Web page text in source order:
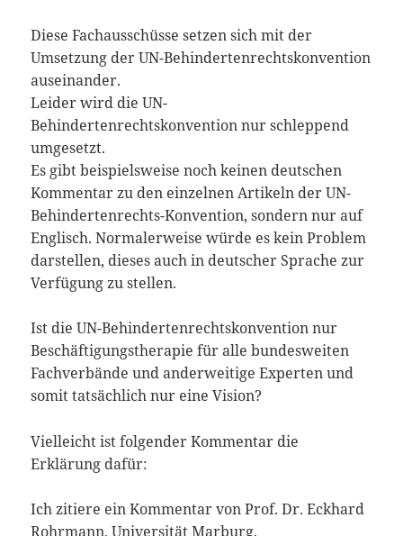
Diese Fachausschüsse setzen sich mit der
Umsetzung der UN-Behindertenrechtskonvention
auseinander.
Leider wird die UN-
Behindertenrechtskonvention nur schleppend
umgesetzt.
Es gibt beispielsweise noch keinen deutschen
Kommentar zu den einzelnen Artikeln der UN-
Behindertenrechts-Konvention, sondern nur auf
Englisch. Normalerweise würde es kein Problem
darstellen, dieses auch in deutscher Sprache zur
Verfügung zu stellen.
Ist die UN-Behindertenrechtskonvention nur
Beschäftigungstherapie für alle bundesweiten
Fachverbände und anderweitige Experten und
somit tatsächlich nur eine Vision?
Vielleicht ist folgender Kommentar die
Erklärung dafür:
Ich zitiere ein Kommentar von Prof. Dr. Eckhard
Rohrmann, Universität Marburg,